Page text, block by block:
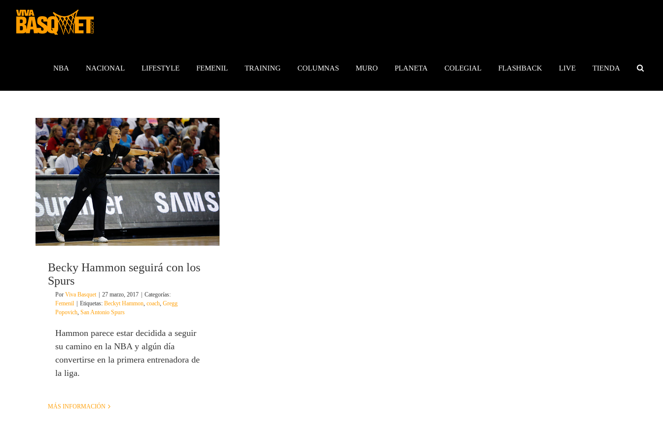
contenido
NBA NACIONAL LIFESTYLE FEMENIL TRAINING COLUMNAS MURO PLANETA COLEGIAL FLASHBACK LIVE TIENDA
Becky Hammon seguirá con los
Spurs
Por Viva Basquet 27 marzo, 2017
Categorías:
Femenil
Etiquetas: Beckyt Hammon, coach, Gregg
Popovich, San Antonio Spurs
Hammon parece estar decidida a seguir
su camino en la NBA y algún día
convertirse en la primera entrenadora de
la liga.
MÁS INFORMACIÓN